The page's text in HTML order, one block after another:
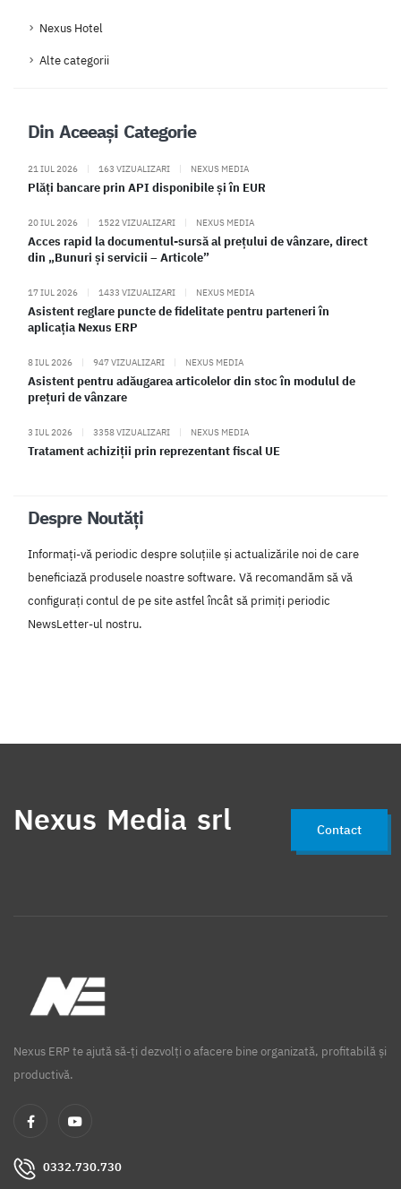
Nexus Hotel
Alte categorii
Din Aceeași Categorie
21 IUL 2026 | 163 VIZUALIZARI | NEXUS MEDIA
Plăți bancare prin API disponibile și în EUR
20 IUL 2026 | 1522 VIZUALIZARI | NEXUS MEDIA
Acces rapid la documentul-sursă al prețului de vânzare, direct
din „Bunuri și servicii – Articole”
17 IUL 2026 | 1433 VIZUALIZARI | NEXUS MEDIA
Asistent reglare puncte de fidelitate pentru parteneri în
aplicația Nexus ERP
8 IUL 2026 | 947 VIZUALIZARI | NEXUS MEDIA
Asistent pentru adăugarea articolelor din stoc în modulul de
prețuri de vânzare
3 IUL 2026 | 3358 VIZUALIZARI | NEXUS MEDIA
Tratament achiziții prin reprezentant fiscal UE
Despre Noutăți
Informați-vă periodic despre soluțiile și actualizările noi de care
beneficiază produsele noastre software. Vă recomandăm să vă
configurați contul de pe site astfel încât să primiți periodic
NewsLetter-ul nostru.
Nexus Media srl Contact
Nexus ERP te ajută să-ți dezvolți o afacere bine organizată, profitabilă și
productivă.
0332.730.730